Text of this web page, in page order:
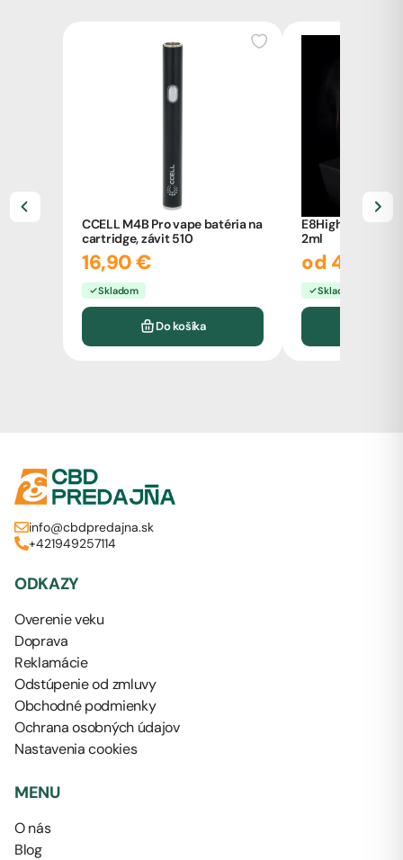
CCELL M4B Pro vape batéria na
cartridge, závit 510
16,90 €
Skladom
Do košíka
E8High vape
2ml
od 47,90 €
Skladom
info@cbdpredajna.sk
+421949257114
ODKAZY
Overenie veku
Doprava
Reklamácie
Odstúpenie od zmluvy
Obchodné podmienky
Ochrana osobných údajov
Nastavenia cookies
MENU
O nás
Blog